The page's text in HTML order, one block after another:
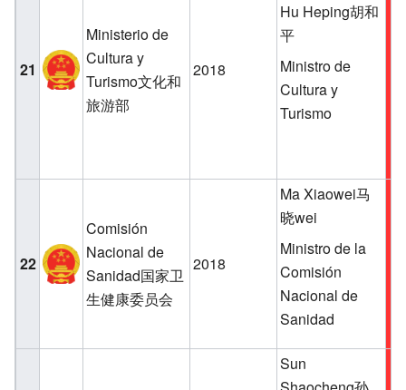
21
Ministerio de
Cultura y
Turismo文化和
旅游部
2018
Hu Heping胡和
平
Ministro de
Cultura y
Turismo
22
Comisión
Nacional de
Sanidad国家卫
生健康委员会
2018
Ma Xiaowei马
晓wei
Ministro de la
Comisión
Nacional de
Sanidad
Sun